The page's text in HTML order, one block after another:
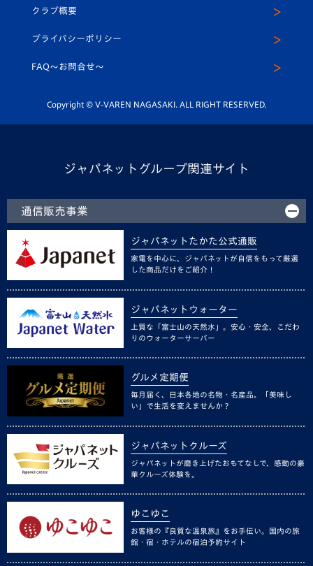
平和祈念活動
ホームタウン活動
スクール
ヴィヴィくんインスタグラム
公式LINE＠
クラブ概要
プライバシーポリシー
FAQ〜お問合せ〜
Copyright © V-VAREN NAGASAKI. ALL RIGHT RESERVED.
ジャパネットグループ関連サイト
通信販売事業
ジャパネットたかた公式通販
家電を中心に、ジャパネットが自信をもって厳選
した商品だけをご紹介！
ジャパネットウォーター
上質な「富士山の天然水」。安心・安全、こだわ
りのウォーターサーバー
グルメ定期便
毎月届く、日本各地の名物・名産品。「美味し
い」で生活を変えませんか？
ジャパネットクルーズ
ジャパネットが磨き上げたおもてなしで、感動の豪
華クルーズ体験を。
ゆこゆこ
お客様の『良質な温泉旅』をお手伝い。国内の旅
館・宿・ホテルの宿泊予約サイト